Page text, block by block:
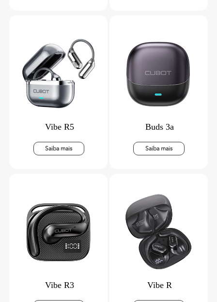
Vibe R5
Saiba mais
Buds 3a
Saiba mais
Vibe R3 Vibe R